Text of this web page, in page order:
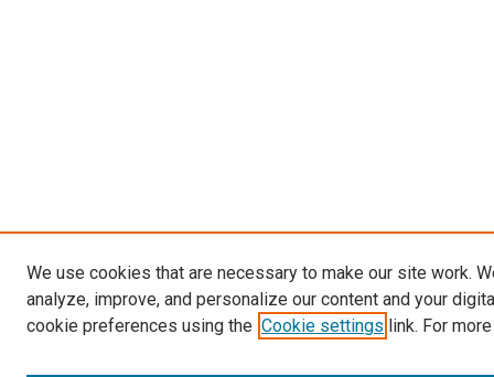
We use cookies that are necessary to make our site work.
analyze, improve, and personalize our content and your
cookie preferences using the Cookie settings link. For